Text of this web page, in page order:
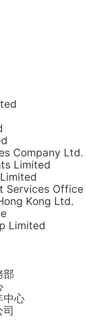
Company Ltd.
Limited
Services Office
Kong Ltd.
Limited
部
中心